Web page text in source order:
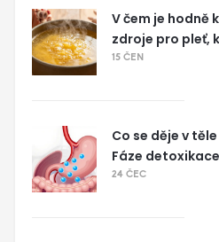
V čem je hodně
zdroje pro pleť,
15 ČEN
Co se děje v
Fáze
24 ČEC